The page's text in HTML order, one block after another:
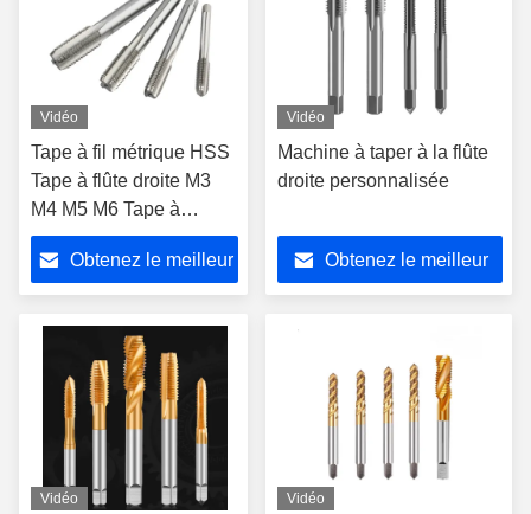
Vidéo
Tape à fil métrique HSS
Tape à flûte droite M3
M4 M5 M6 Tape à
machine pour
l'aluminium
Obtenez le meilleur
Vidéo
Machine à taper à la flûte
droite personnalisée
Obtenez le meilleur
Vidéo Vidéo